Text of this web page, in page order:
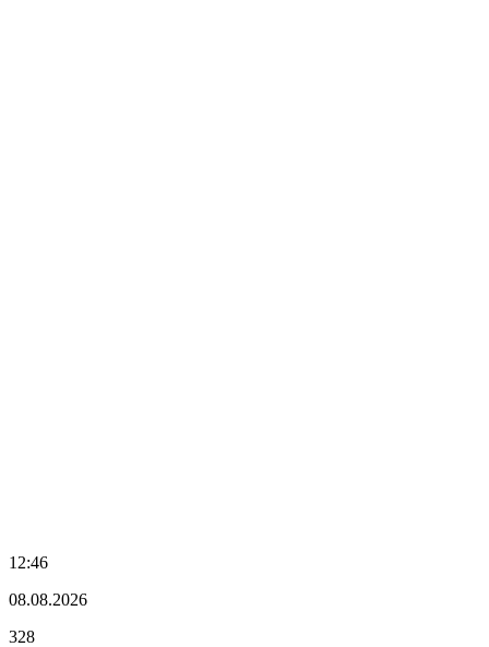
12:46
08.08.2026
328